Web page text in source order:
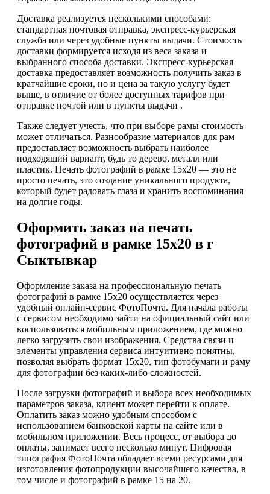
Доставка реализуется несколькими способами:
стандартная почтовая отправка, экспресс-курьерская
служба или через удобные пункты выдачи. Стоимость
доставки формируется исходя из веса заказа и
выбранного способа доставки. Экспресс-курьерская
доставка предоставляет возможность получить заказ в
кратчайшие сроки, но и цена за такую услугу будет
выше, в отличие от более доступных тарифов при
отправке почтой или в пункты выдачи .
Также следует учесть, что при выборе рамы стоимость
может отличаться. Разнообразие материалов для рам
предоставляет возможность выбрать наиболее
подходящий вариант, будь то дерево, металл или
пластик. Печать фотографий в рамке 15х20 — это не
просто печать, это создание уникального продукта,
который будет радовать глаза и хранить воспоминания
на долгие годы.
Оформить заказ на печать
фотографий в рамке 15х20 в г
Сыктывкар
Оформление заказа на профессиональную печать
фотографий в рамке 15х20 осуществляется через
удобный онлайн-сервис ФотоПочта. Для начала работы
с сервисом необходимо зайти на официальный сайт или
воспользоваться мобильным приложением, где можно
легко загрузить свои изображения. Средства связи и
элементы управления сервиса интуитивно понятны,
позволяя выбрать формат 15х20, тип фотобумаги и раму
для фотографии без каких-либо сложностей.
После загрузки фотографий и выбора всех необходимых
параметров заказа, клиент может перейти к оплате.
Оплатить заказ можно удобным способом с
использованием банковской карты на сайте или в
мобильном приложении. Весь процесс, от выбора до
оплаты, занимает всего несколько минут. Цифровая
типография ФотоПочта обладает всеми ресурсами для
изготовления фотопродукции высочайшего качества, в
том числе и фотографий в рамке 15 на 20.